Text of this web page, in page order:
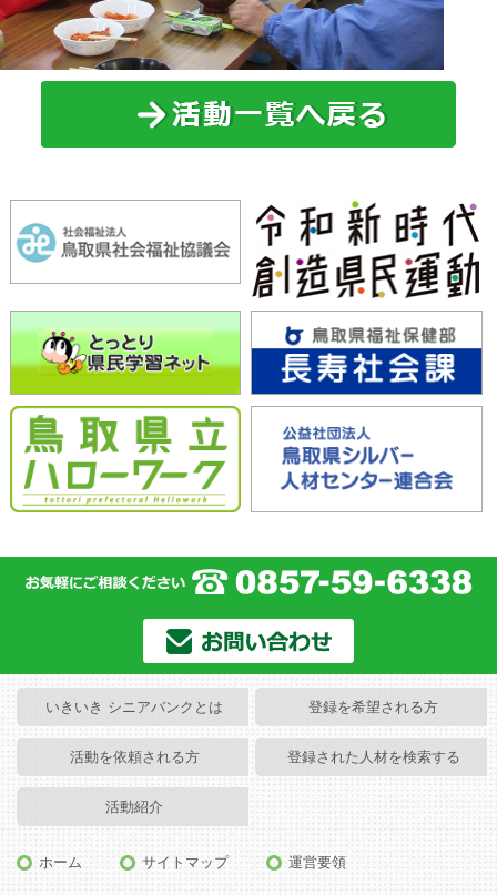
いきいき シニアバンクとは 登録を希望される方
活動を依頼される方 登録された人材を検索する
活動紹介
ホーム サイトマップ 運営要領